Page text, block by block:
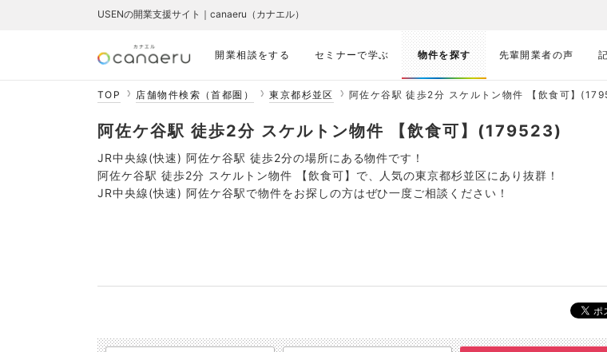
開業相談をする セミナーで学ぶ 物件を探す 先輩開業者の声
USENの開業支援サイト｜canaeru（カナエル）
TOP 店舗物件検索（首都圏） 東京都杉並区 阿佐ケ谷駅 徒歩2分 スケルトン物件 【飲食可】
阿佐ケ谷駅 徒歩2分 スケルトン物件 【飲食可】(179523)
JR中央線(快速) 阿佐ケ谷駅 徒歩2分の場所にある物件です！
阿佐ケ谷駅 徒歩2分 スケルトン物件 【飲食可】で、人気の東京都杉並区にあり抜群！
JR中央線(快速) 阿佐ケ谷駅で物件をお探しの方はぜひ一度ご相談ください！